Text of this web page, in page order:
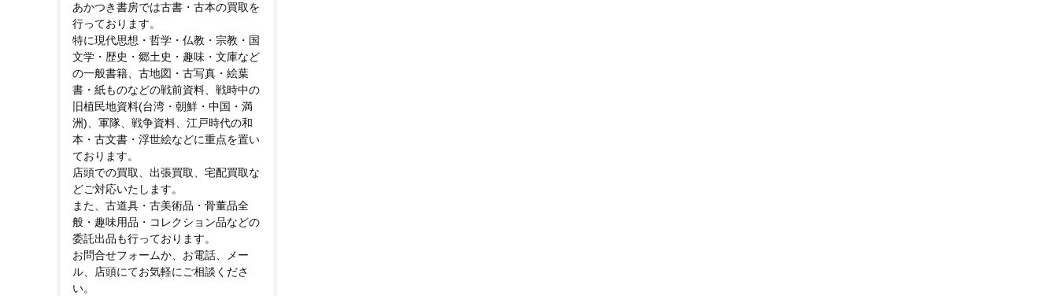
あかつき書房では古書・古本の買取を
行っております。
特に現代思想・哲学・仏教・宗教・国
文学・歴史・郷土史・趣味・文庫など
の一般書籍、古地図・古写真・絵葉
書・紙ものなどの戦前資料、戦時中の
旧植民地資料(台湾・朝鮮・中国・満
洲)、軍隊、戦争資料、江戸時代の和
本・古文書・浮世絵などに重点を置い
ております。
店頭での買取、出張買取、宅配買取な
どご対応いたします。
また、古道具・古美術品・骨董品全
般・趣味用品・コレクション品などの
委託出品も行っております。
お問合せフォームか、お電話、メー
ル、店頭にてお気軽にご相談くださ
い。